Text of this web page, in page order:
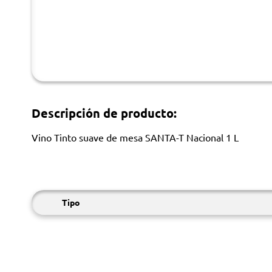
Descripción de producto:
Vino Tinto suave de mesa SANTA-T Nacional 1 L
Tipo